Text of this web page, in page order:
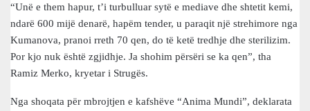
“Unë e them hapur, t’i turbulluar sytë e mediave dhe shtetit kemi,
ndarë 600 mijë denarë, hapëm tender, u paraqit një strehimore nga
Kumanova, pranoi rreth 70 qen, do të ketë tredhje dhe sterilizim.
Por kjo nuk është zgjidhje. Ja shohim përsëri se ka qen”, tha
Ramiz Merko, kryetar i Strugës.
Nga shoqata për mbrojtjen e kafshëve “Anima Mundi”, deklarata